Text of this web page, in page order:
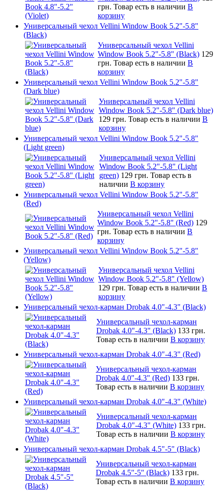
грн. Товар есть в наличии В
корзину
Универсальный чехол Vellini Window Book 5.2"-5.8"
(Black)
Универсальный чехол Vellini
Window Book 5.2"-5.8" (Black) 129
грн. Товар есть в наличии В
корзину
Универсальный чехол Vellini Window Book 5.2"-5.8"
(Dark blue)
Универсальный чехол Vellini
Window Book 5.2"-5.8" (Dark blue)
129 грн. Товар есть в наличии В
корзину
Универсальный чехол Vellini Window Book 5.2"-5.8"
(Light green)
Универсальный чехол Vellini
Window Book 5.2"-5.8" (Light
green) 129 грн. Товар есть в
наличии В корзину
Универсальный чехол Vellini Window Book 5.2"-5.8"
(Red)
Универсальный чехол Vellini
Window Book 5.2"-5.8" (Red) 129
грн. Товар есть в наличии В
корзину
Универсальный чехол Vellini Window Book 5.2"-5.8"
(Yellow)
Универсальный чехол Vellini
Window Book 5.2"-5.8" (Yellow)
129 грн. Товар есть в наличии В
корзину
Универсальный чехол-карман Drobak 4.0"-4.3" (Black)
Универсальный чехол-карман
Drobak 4.0"-4.3" (Black) 133 грн.
Товар есть в наличии В корзину
Универсальный чехол-карман Drobak 4.0"-4.3" (Red)
Универсальный чехол-карман
Drobak 4.0"-4.3" (Red) 133 грн.
Товар есть в наличии В корзину
Универсальный чехол-карман Drobak 4.0"-4.3" (White)
Универсальный чехол-карман
Drobak 4.0"-4.3" (White) 133 грн.
Товар есть в наличии В корзину
Универсальный чехол-карман Drobak 4.5"-5" (Black)
Универсальный чехол-карман
Drobak 4.5"-5" (Black) 133 грн.
Товар есть в наличии В корзину